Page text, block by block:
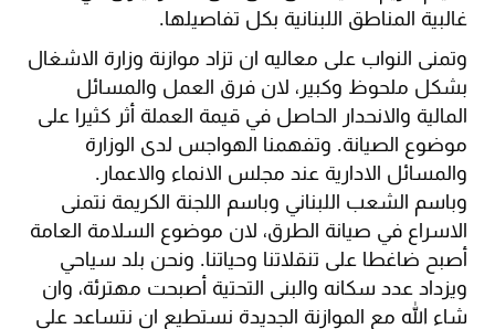
غالبية المناطق اللبنانية بكل تفاصيلها.
وتمنى النواب على معاليه ان تزاد موازنة وزارة الاشغال
بشكل ملحوظ وكبير، لان فرق العمل والمسائل
المالية والانحدار الحاصل في قيمة العملة أثر كثيرا على
موضوع الصيانة. وتفهمنا الهواجس لدى الوزارة
والمسائل الادارية عند مجلس الانماء والاعمار.
وباسم الشعب اللبناني وباسم اللجنة الكريمة نتمنى
الاسراع في صيانة الطرق، لان موضوع السلامة العامة
أصبح ضاغطا على تنقلاتنا وحياتنا. ونحن بلد سياحي
ويزداد عدد سكانه والبنى التحتية أصبحت مهترئة، وان
شاء الله مع الموازنة الجديدة نستطيع ان نتساعد على